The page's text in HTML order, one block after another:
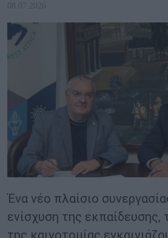
08.07.2026
Ένα νέο πλαίσιο
ενίσχυση της εκπαίδευσης,